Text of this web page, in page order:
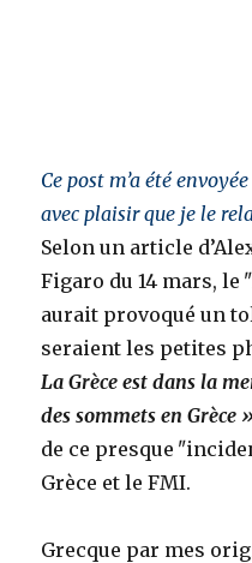
Ce post m’a été
avec plaisir que je le
Selon un article
Figaro du 14 mars, le
aurait provoqué un
seraient les petites
La Grèce est dans la
des sommets en Grèce
de ce presque
Grèce et le FMI.
Grecque par mes